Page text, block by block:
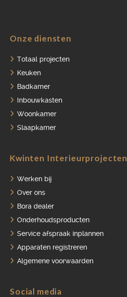
Onze diensten
Totaal projecten
Keuken
Badkamer
Inbouwkasten
Woonkamer
Slaapkamer
Kwinten Interieurprojecten
Werken bij
Over ons
Bora dealer
Onderhoudsproducten
Service afspraak inplannen
Apparaten registreren
Algemene voorwaarden
Social media